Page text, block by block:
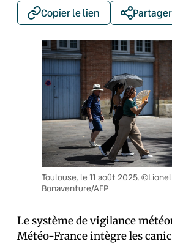
Copier le lien Partager
Toulouse, le 11 août 2025. ©Lionel
Bonaventure/AFP
Le système de vigilance
Météo-France intègre les